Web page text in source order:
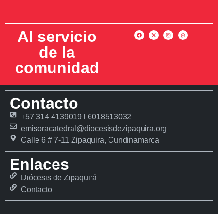
Al servicio
de la
comunidad
Contacto
+57 314 4139019 l 6018513032
emisoracatedral@diocesisdezipaquira.org
Calle 6 # 7-11 Zipaquira, Cundinamarca
Enlaces
Diócesis de Zipaquirá
Contacto